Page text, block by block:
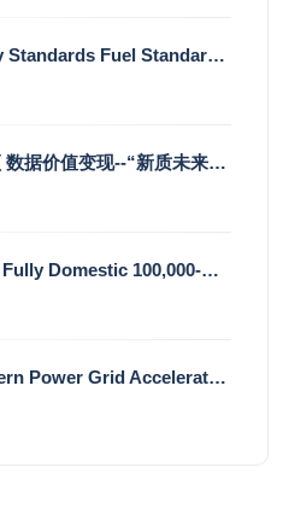
New Industry Standards Fuel Standardised and Scaled Growth of China’s Embodied Intelligence Sector
20年国运同频 数据价值变现--“新质未来”平台开启产业通证新时代
China’s First Fully Domestic 100,000-Card AI Supercluster Launched in Zhengzhou, Integrated Into National Supercomputing Internet
China Southern Power Grid Accelerates Grid Works to Secure Summer Power Supply Across Southern Provinces